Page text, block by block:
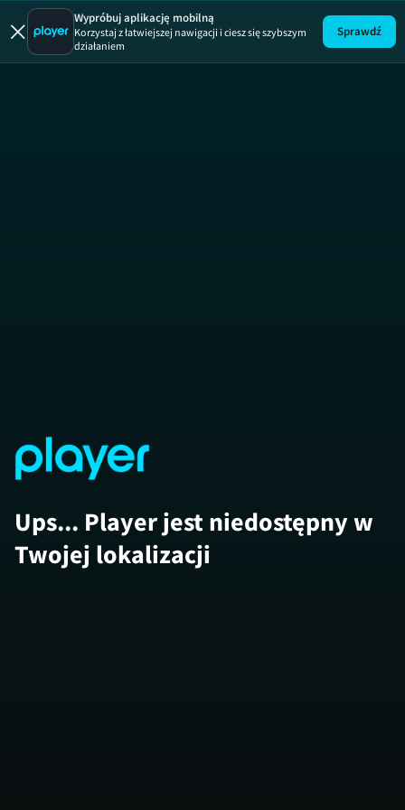
Wypróbuj aplikację mobilną
Korzystaj z łatwiejszej nawigacji i ciesz się szybszym
działaniem
Sprawdź
Ups... Player jest niedostępny w
Twojej lokalizacji